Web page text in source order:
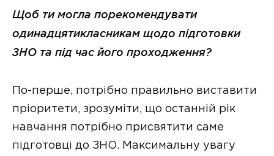
Щоб ти могла порекомендувати
одинадцятикласникам щодо підготовки
ЗНО та під час його проходження?
По-перше, потрібно правильно виставити
пріоритети, зрозуміти, що останній рік
навчання потрібно присвятити саме
підготовці до ЗНО. Максимальну увагу